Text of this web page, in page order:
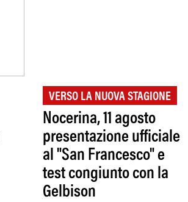
VERSO LA NUOVA STAGIONE
Nocerina, 11 agosto
presentazione ufficiale
al "San Francesco" e
test congiunto con la
Gelbison